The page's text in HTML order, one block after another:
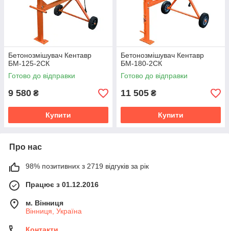
Бетонозмішувач Кентавр
БМ-125-2СК
Готово до відправки
9 580 ₴
Купити
Бетонозмішувач Кентавр
БМ-180-2СК
Готово до відправки
11 505 ₴
Купити
Про нас
98% позитивних з 2719 відгуків за рік
Працює з 01.12.2016
м. Вінниця
Вінниця, Україна